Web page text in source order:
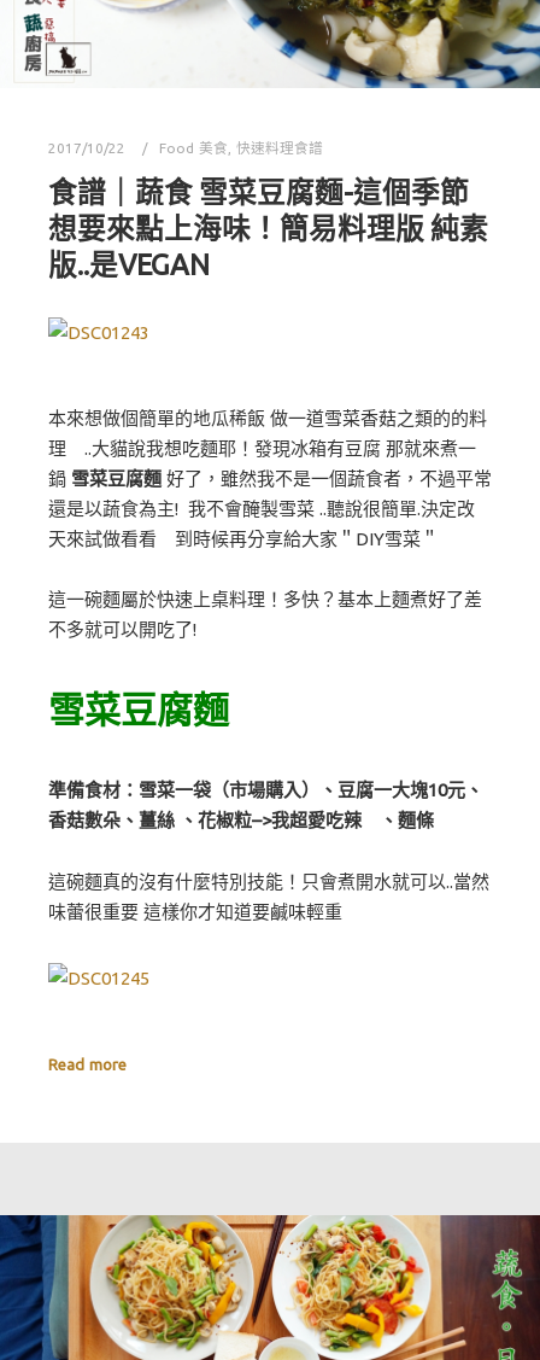
2017/10/22 Food 美食 快速料理食譜
食譜｜蔬食 雪菜豆腐麵-這個季節
想要來點上海味！簡易料理版 純素
版..是VEGAN
本來想做個簡單的地瓜稀飯 做一道雪菜香菇之類的的料
理 ..大貓說我想吃麵耶！發現冰箱有豆腐 那就來煮一
鍋 雪菜豆腐麵 好了，雖然我不是一個蔬食者，不過平常
還是以蔬食為主! 我不會醃製雪菜 ..聽說很簡單.決定改
天來試做看看 到時候再分享給大家＂DIY雪菜＂
這一碗麵屬於快速上桌料理！多快？基本上麵煮好了差
不多就可以開吃了!
雪菜豆腐麵
準備食材：雪菜一袋（市場購入）、豆腐一大塊10元、
香菇數朵、薑絲 、花椒粒–>我超愛吃辣 、麵條
這碗麵真的沒有什麼特別技能！只會煮開水就可以..當然
味蕾很重要 這樣你才知道要鹹味輕重
Read more